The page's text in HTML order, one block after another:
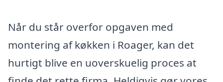
Når du står overfor opgaven med
montering af køkken i Roager, kan det
hurtigt blive en uoverskuelig proces at